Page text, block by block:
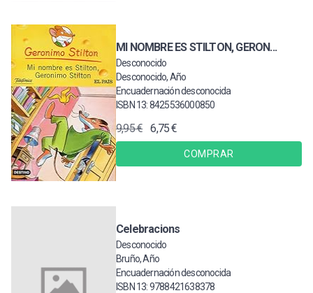
MI NOMBRE ES STILTON, GERON...
Desconocido
Desconocido, Año
Encuadernación desconocida
ISBN 13: 8425536000850
9,95 € 6,75 €
COMPRAR
Celebracions
Desconocido
Bruño, Año
Encuadernación desconocida
ISBN 13: 9788421638378